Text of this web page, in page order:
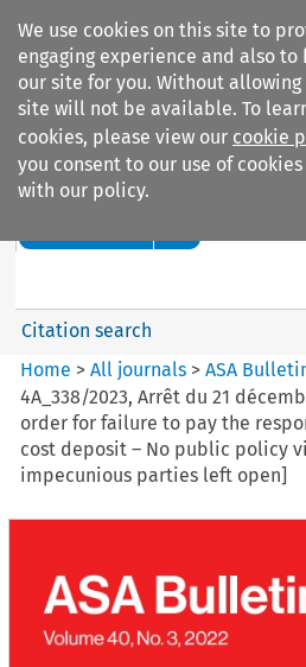
We use cookies on this site to
engaging experience and also
our site for you. Without
site will not be available. To
cookies, please view our cookie
you consent to our use of
with our policy.
Search filters
Citation search
Home >All journals >ASA
4A_338/2023, Arrêt du 21
order for failure to pay the
cost deposit – No public policy
impecunious parties left open]